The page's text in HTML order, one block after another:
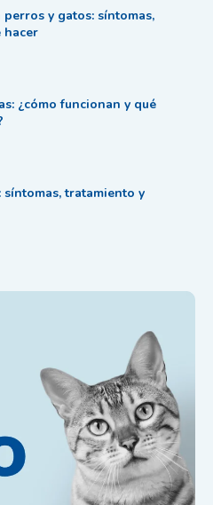
y gatos: síntomas,
hacer
¿cómo funcionan y qué
tratamiento y